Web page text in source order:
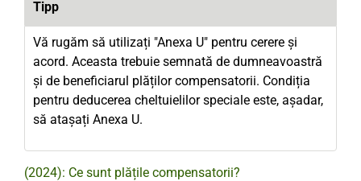
Tipp
Vă rugăm să utilizați "Anexa U" pentru cerere și
acord. Aceasta trebuie semnată de dumneavoastră
și de beneficiarul plăților compensatorii. Condiția
pentru deducerea cheltuielilor speciale este, așadar,
să atașați Anexa U.
(2024): Ce sunt plățile compensatorii?